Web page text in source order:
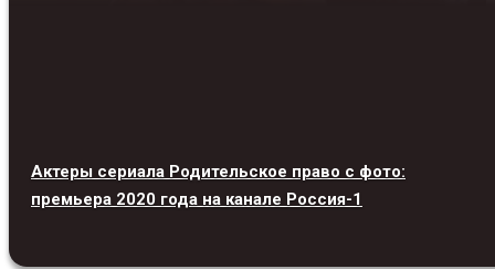
Актеры сериала Родительское право с фото:
премьера 2020 года на канале Россия-1